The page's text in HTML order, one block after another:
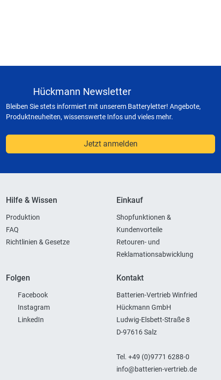
Hückmann Newsletter
Bleiben Sie stets informiert mit unserem Batteryletter! Angebote,
Produktneuheiten, wissenswerte Infos und vieles mehr.
Jetzt anmelden
Hilfe & Wissen
Produktion
FAQ
Richtlinien & Gesetze
Einkauf
Shopfunktionen &
Kundenvorteile
Retouren- und
Reklamationsabwicklung
Folgen
Facebook
Instagram
LinkedIn
Kontakt
Batterien-Vertrieb Winfried
Hückmann GmbH
Ludwig-Elsbett-Straße 8
D-97616 Salz
Tel. +49 (0)9771 6288-0
info@batterien-vertrieb.de